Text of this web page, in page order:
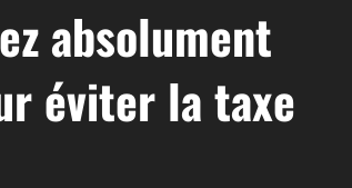
absolument
éviter la taxe